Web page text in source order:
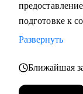
зоны
• Начинающим и
(например,
понимание
подготовке к
Развернуть
Ближайшая